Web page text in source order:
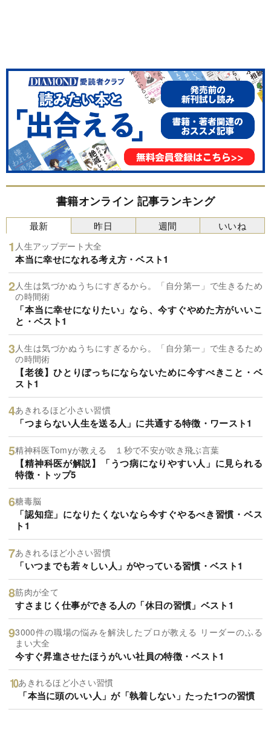
書籍オンライン 記事ランキング
最新
人生アップデート大全
本当に幸せになれる考え方・ベスト1
人生は気づかぬうちにすぎるから。「自分第一」で生きるため
の時間術
「本当に幸せになりたい」なら、今すぐやめた方がいいこ
と・ベスト1
人生は気づかぬうちにすぎるから。「自分第一」で生きるため
の時間術
【老後】ひとりぼっちにならないために今すべきこと・ベ
スト1
あきれるほど小さい習慣
「つまらない人生を送る人」に共通する特徴・ワースト1
精神科医Tomyが教える １秒で不安が吹き飛ぶ言葉
【精神科医が解説】「うつ病になりやすい人」に見られる
特徴・トップ5
糖毒脳
「認知症」になりたくないなら今すぐやるべき習慣・ベス
ト1
あきれるほど小さい習慣
「いつまでも若々しい人」がやっている習慣・ベスト1
筋肉が全て
すさまじく仕事ができる人の「休日の習慣」ベスト1
3000件の職場の悩みを解決したプロが教える リーダーのふる
まい大全
今すぐ昇進させたほうがいい社員の特徴・ベスト1
あきれるほど小さい習慣
「本当に頭のいい人」が「執着しない」たった1つの習慣
昨日 週間 いいね